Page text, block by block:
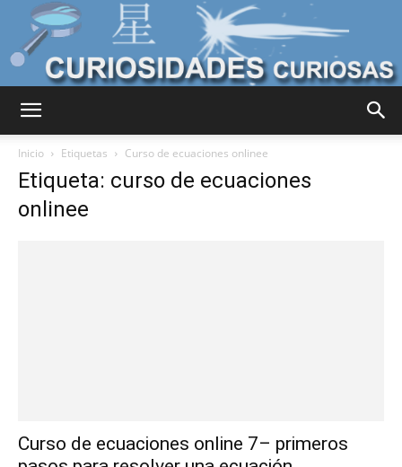
Inicio Etiquetas Curso de ecuaciones onlinee
Etiqueta: curso de ecuaciones
onlinee
Curso de ecuaciones online 7– primeros